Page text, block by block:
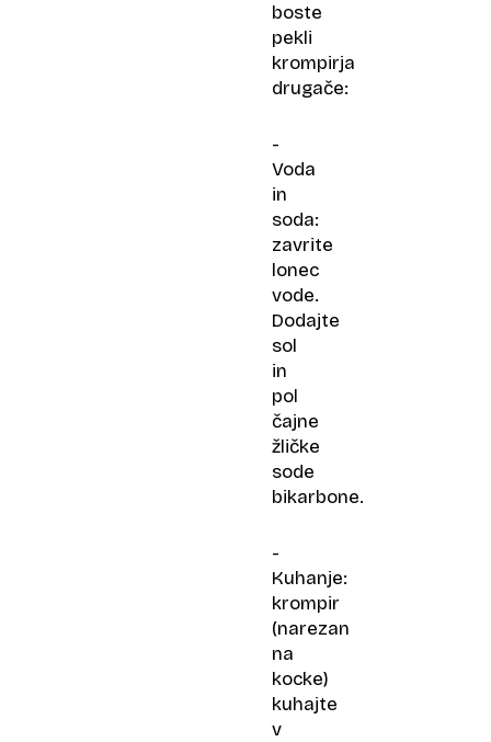
boste
pekli
krompirja
drugače:
-
Voda
in
soda:
zavrite
lonec
vode.
Dodajte
sol
in
pol
čajne
žličke
sode
bikarbone.
-
Kuhanje:
krompir
(narezan
na
kocke)
kuhajte
v